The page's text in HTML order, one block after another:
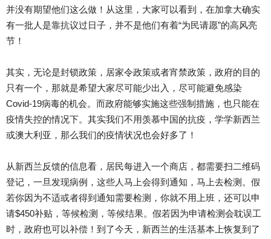
并没有期望他们这么做！从这里，大家可以看到，在加拿大确实
有一批人是靠抗议过日子，并不是他们有着“为民请愿”的高风亮
节！
其实，无论是封锁政策，居家令政策或者宵禁政策，政府的目的
只有一个，那就是希望大家尽可能少出入，尽可能避免感染
Covid-19病毒的机会。而政府能够实施这些强制措施，也只能在
疫情失控的情况下。其实我们不用羡慕中国的抗疫，学学新西兰
或澳大利亚，那么我们的疫情状况也会好多了！
从新西兰反馈的信息看，居民每进入一个商店，都需要扫二维码
登记，一旦发现病例，这些人马上会得到通知，马上去检测。假
若你因为不适或者得到通知需要检测，你就不用上班，还可以申
请$450补贴，等候检测，等候结果。假若因为申请检测会耽误工
时，政府也可以补偿！到了今天，新西兰的生活基本上恢复到了